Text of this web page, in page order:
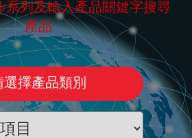
系列及輸入產品關鍵字搜尋
產品
選擇產品類別